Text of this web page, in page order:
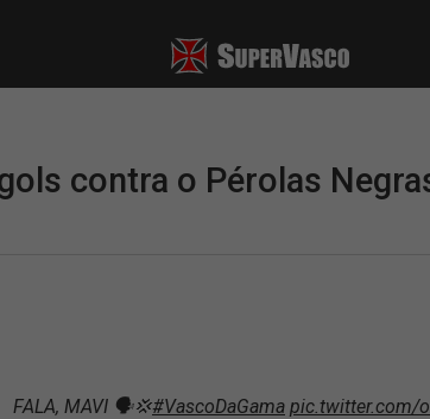
contra o Pérolas
FALA, MAVI 🗣️💢#VascoDaGama pic.twitter.com/